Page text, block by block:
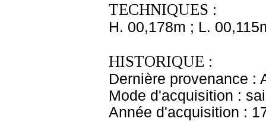
TECHNIQUES :
H. 00,178m ; L.
HISTORIQUE :
Dernière provenance :
Mode d'acquisition :
Année d'acquisition :